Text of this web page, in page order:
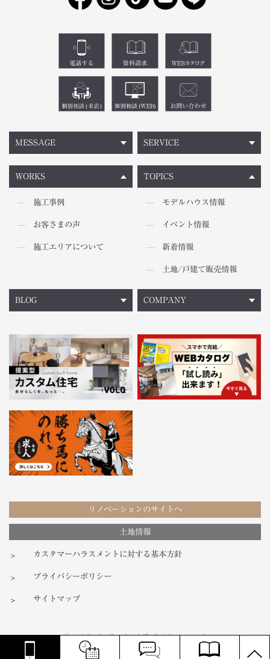
MESSAGE
WORKS
施工事例
お客さまの声
施工エリアについて
TOPICS
モデルハウス情報
イベント情報
新着情報
土地/戸建て販売情報
SERVICE
BLOG COMPANY
リノベーションのサイトへ
土地情報
カスタマーハラスメントに対する基本方針
プライバシーポリシー
サイトマップ
Copyright ノーク・ホームズ all rights reserved
TOP